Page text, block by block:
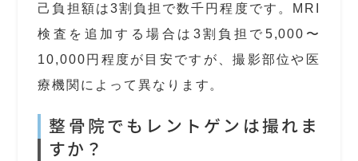
己負担額は3割負担で数千円程度です。MRI
検査を追加する場合は3割負担で5,000〜
10,000円程度が目安ですが、撮影部位や医
療機関によって異なります。
整骨院でもレントゲンは撮れま
すか？